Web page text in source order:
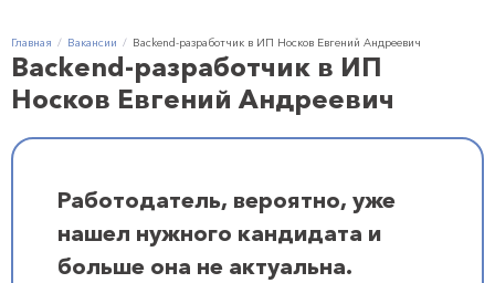
Главная Вакансии Backend-разработчик в ИП Носков Евгений Андреевич
Backend-разработчик в ИП
Носков Евгений Андреевич
Работодатель, вероятно, уже
нашел нужного кандидата и
больше она не актуальна.